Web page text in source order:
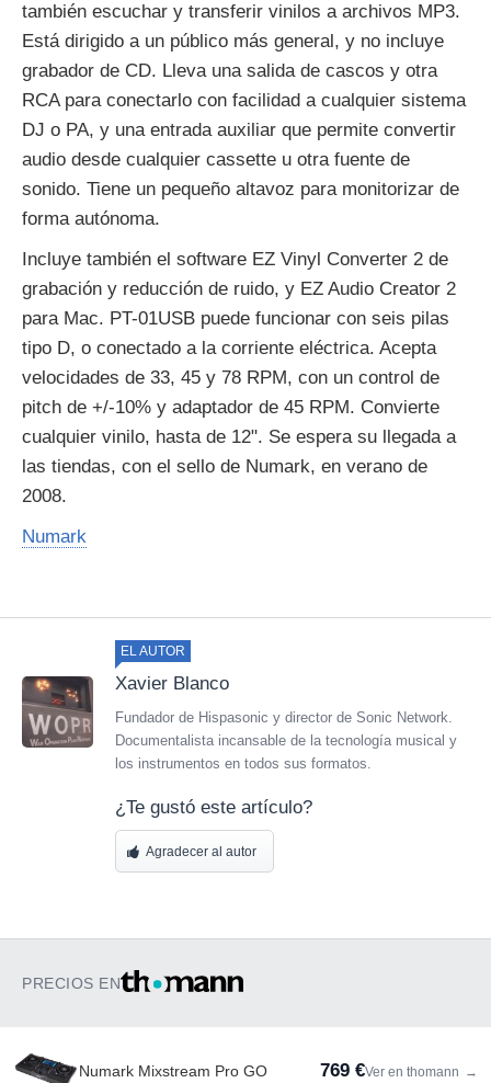
también escuchar y transferir vinilos a archivos MP3.
Está dirigido a un público más general, y no incluye
grabador de CD. Lleva una salida de cascos y otra
RCA para conectarlo con facilidad a cualquier sistema
DJ o PA, y una entrada auxiliar que permite convertir
audio desde cualquier cassette u otra fuente de
sonido. Tiene un pequeño altavoz para monitorizar de
forma autónoma.
Incluye también el software EZ Vinyl Converter 2 de
grabación y reducción de ruido, y EZ Audio Creator 2
para Mac. PT-01USB puede funcionar con seis pilas
tipo D, o conectado a la corriente eléctrica. Acepta
velocidades de 33, 45 y 78 RPM, con un control de
pitch de +/-10% y adaptador de 45 RPM. Convierte
cualquier vinilo, hasta de 12". Se espera su llegada a
las tiendas, con el sello de Numark, en verano de
2008.
Numark
EL AUTOR
Xavier Blanco
Fundador de Hispasonic y director de Sonic Network.
Documentalista incansable de la tecnología musical y
los instrumentos en todos sus formatos.
¿Te gustó este artículo?
Agradecer al autor
PRECIOS EN
Numark Mixstream Pro GO 769 €Ver en thomann →